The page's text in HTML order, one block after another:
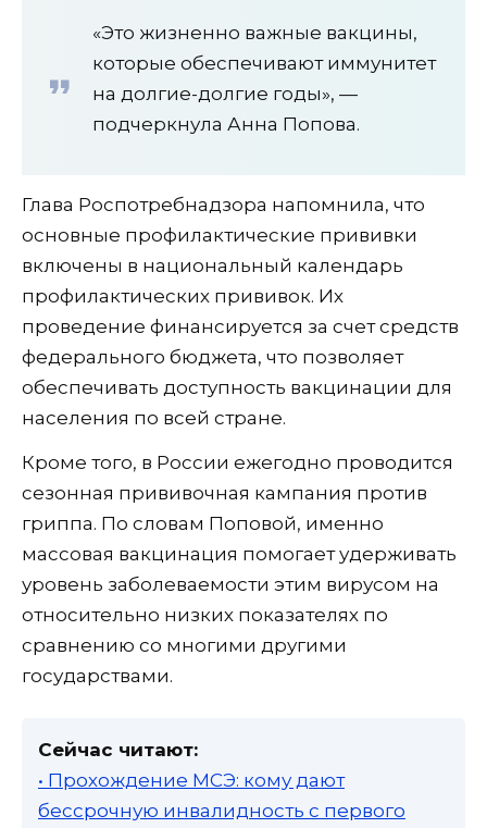
«Это жизненно важные вакцины,
которые обеспечивают иммунитет
на долгие-долгие годы», —
подчеркнула Анна Попова.
Глава Роспотребнадзора напомнила, что
основные профилактические прививки
включены в национальный календарь
профилактических прививок. Их
проведение финансируется за счет средств
федерального бюджета, что позволяет
обеспечивать доступность вакцинации для
населения по всей стране.
Кроме того, в России ежегодно проводится
сезонная прививочная кампания против
гриппа. По словам Поповой, именно
массовая вакцинация помогает удерживать
уровень заболеваемости этим вирусом на
относительно низких показателях по
сравнению со многими другими
государствами.
Сейчас читают:
• Прохождение МСЭ: кому дают
бессрочную инвалидность с первого